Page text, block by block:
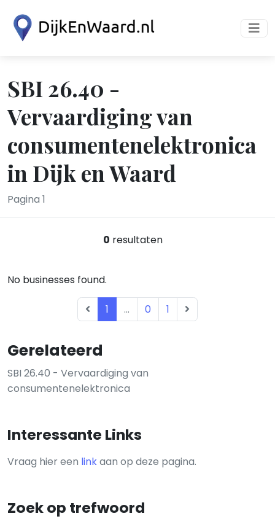
SBI 26.40 -
Vervaardiging van
consumentenelektronica
in Dijk en Waard
Pagina 1
Gerelateerd
SBI 26.40 - Vervaardiging van
consumentenelektronica
Interessante Links
Vraag hier een linkaan op deze pagina.
Zoek op trefwoord
0 resultaten
No businesses found.
1 ... 0 1